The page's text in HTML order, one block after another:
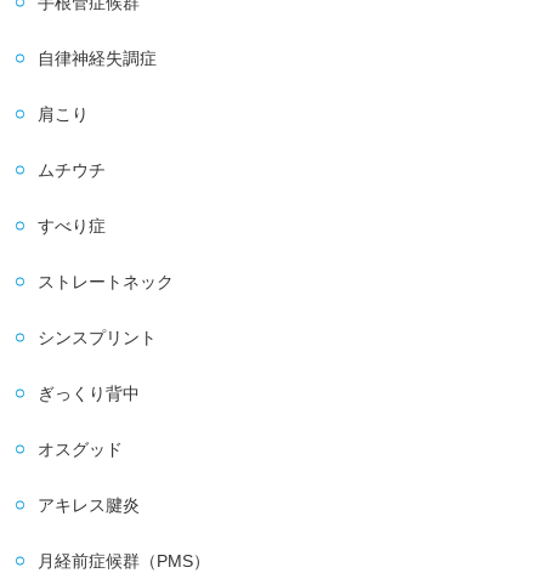
自律神経失調症
肩こり
ムチウチ
すべり症
ストレートネック
シンスプリント
ぎっくり背中
オスグッド
アキレス腱炎
月経前症候群（PMS）